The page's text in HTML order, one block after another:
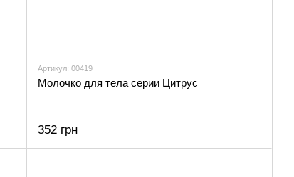
Артикул: 00419
Молочко для тела серии Цитрус
352 грн